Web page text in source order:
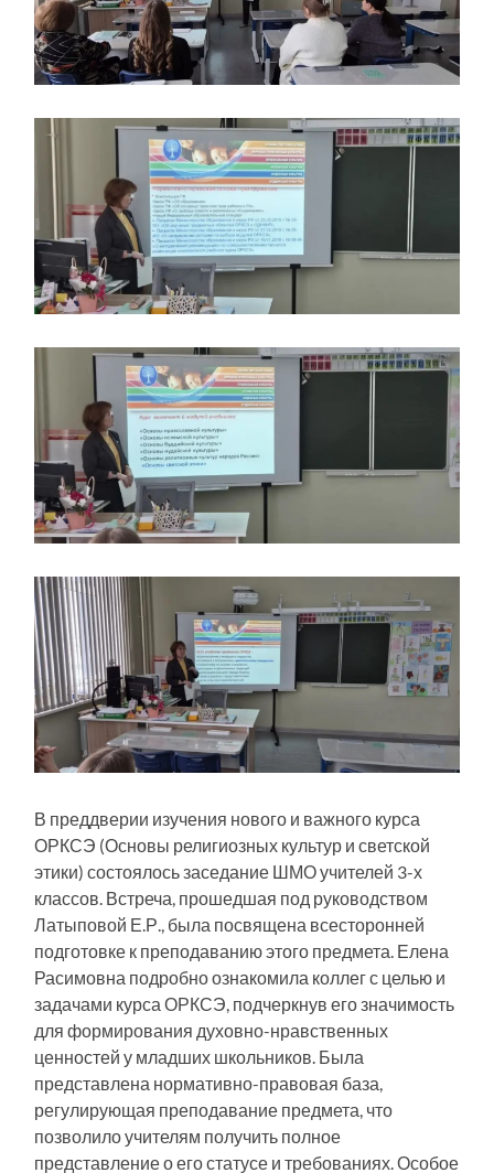
В преддверии изучения нового и важного курса
ОРКСЭ (Основы религиозных культур и светской
этики) состоялось заседание ШМО учителей 3-х
классов. Встреча, прошедшая под руководством
Латыповой Е.Р., была посвящена всесторонней
подготовке к преподаванию этого предмета. Елена
Расимовна подробно ознакомила коллег с целью и
задачами курса ОРКСЭ, подчеркнув его значимость
для формирования духовно-нравственных
ценностей у младших школьников. Была
представлена нормативно-правовая база,
регулирующая преподавание предмета, что
позволило учителям получить полное
представление о его статусе и требованиях. Особое